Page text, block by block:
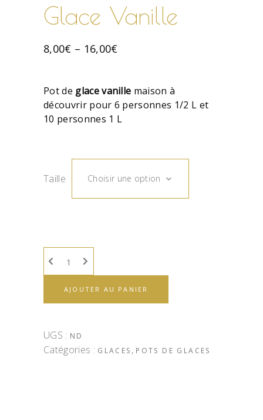
Glace Vanille
8,00€ – 16,00€
Pot de glacevanille maison à
découvrir pour 6 personnes 1/2 L et
10 personnes 1 L
Taille Choisir une option
AJOUTER AU PANIER
UGS : ND
Catégories : GLACES , POTS DE GLACES